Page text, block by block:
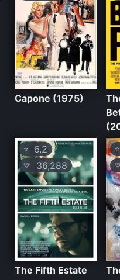
Capone (1975)
⭐ 6.2
💛 36,288
The Fifth Estate
⭐